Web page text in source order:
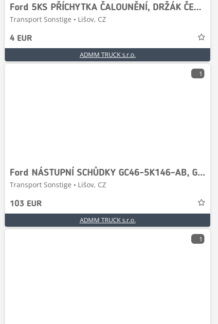
Ford 5KS PŘÍCHYTKA ČALOUNĚNÍ, DRŽÁK ČEPU BOČNÍHO OBLOŽE
Transport Sonstige • Lišov, CZ
4 EUR
ADMM TRUCK s.r.o.
1
Ford NÁSTUPNÍ SCHŮDKY GC46-5K146-AB, GC465K146AB, GC465
Transport Sonstige • Lišov, CZ
103 EUR
ADMM TRUCK s.r.o.
1